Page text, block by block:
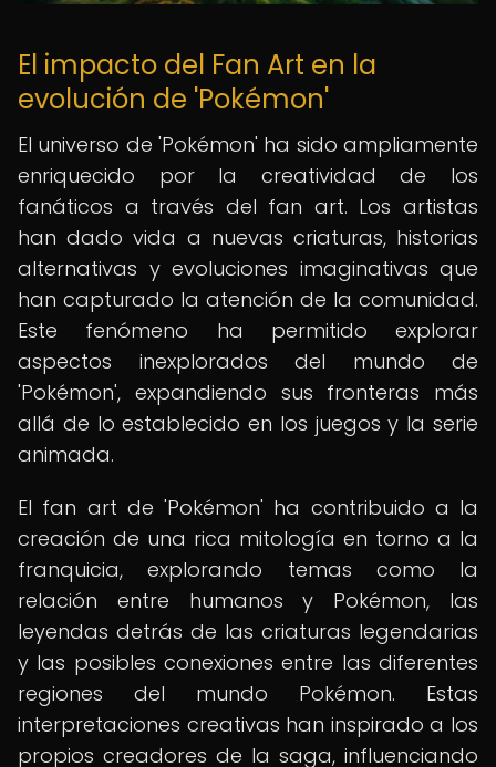
El impacto del Fan Art en la
evolución de 'Pokémon'
El universo de 'Pokémon' ha sido ampliamente
enriquecido por la creatividad de los
fanáticos a través del fan art. Los artistas
han dado vida a nuevas criaturas, historias
alternativas y evoluciones imaginativas que
han capturado la atención de la comunidad.
Este fenómeno ha permitido explorar
aspectos inexplorados del mundo de
'Pokémon', expandiendo sus fronteras más
allá de lo establecido en los juegos y la serie
animada.
El fan art de 'Pokémon' ha contribuido a la
creación de una rica mitología en torno a la
franquicia, explorando temas como la
relación entre humanos y Pokémon, las
leyendas detrás de las criaturas legendarias
y las posibles conexiones entre las diferentes
regiones del mundo Pokémon. Estas
interpretaciones creativas han inspirado a los
propios creadores de la saga, influenciando